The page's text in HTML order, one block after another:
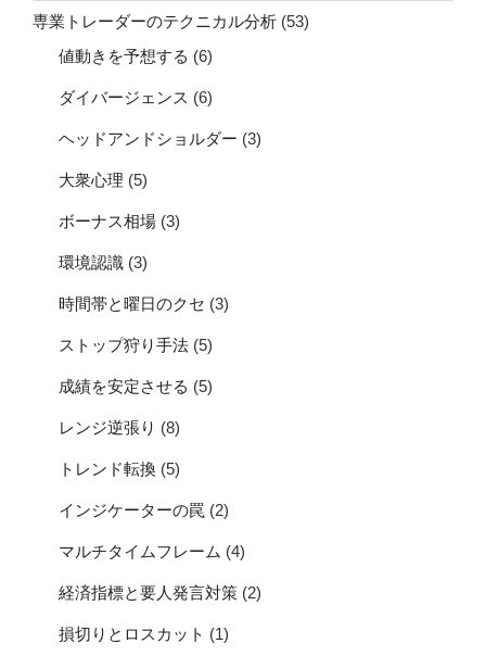
専業トレーダーのテクニカル分析 (53)
値動きを予想する (6)
ダイバージェンス (6)
ヘッドアンドショルダー (3)
大衆心理 (5)
ボーナス相場 (3)
環境認識 (3)
時間帯と曜日のクセ (3)
ストップ狩り手法 (5)
成績を安定させる (5)
レンジ逆張り (8)
トレンド転換 (5)
インジケーターの罠 (2)
マルチタイムフレーム (4)
経済指標と要人発言対策 (2)
損切りとロスカット (1)